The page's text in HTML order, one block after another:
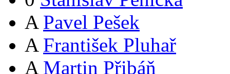
A Pavel Pešek
A František Pluhař
A Martin Přibáň